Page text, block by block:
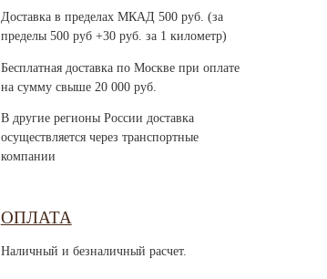
Доставка в пределах МКАД 500 руб. (за
пределы 500 руб +30 руб. за 1 километр)
Бесплатная доставка по Москве при оплате
на сумму свыше 20 000 руб.
В другие регионы России доставка
осуществляется через транспортные
компании
ОПЛАТА
Наличный и безналичный расчет.